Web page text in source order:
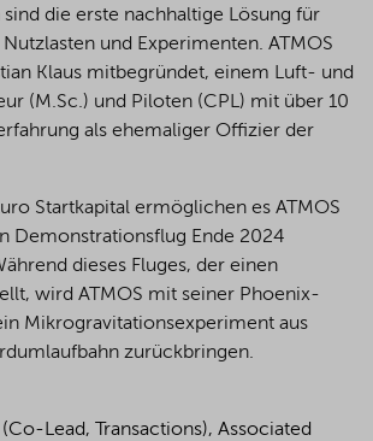
die erste nachhaltige Lösung für
und Experimenten. ATMOS
Klaus mitbegründet, einem Luft- und
(M.Sc.) und Piloten (CPL) mit über 10
als ehemaliger Offizier der
Startkapital ermöglichen es ATMOS
Demonstrationsflug Ende 2024
dieses Fluges, der einen
wird ATMOS mit seiner Phoenix-
Mikrogravitationsexperiment aus
zurückbringen.
(Co-Lead, Transactions), Associated